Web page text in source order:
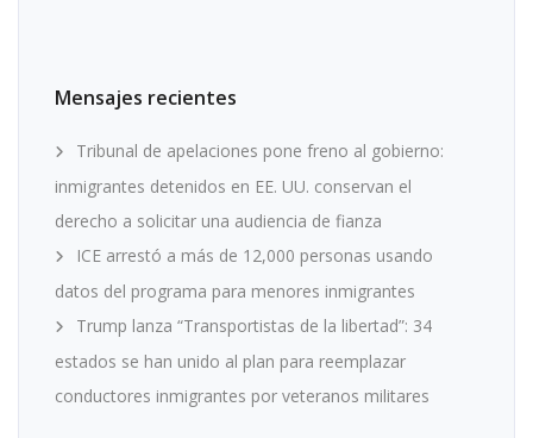
Mensajes recientes
Tribunal de apelaciones pone freno al gobierno:
inmigrantes detenidos en EE. UU. conservan el
derecho a solicitar una audiencia de fianza
ICE arrestó a más de 12,000 personas usando
datos del programa para menores inmigrantes
Trump lanza “Transportistas de la libertad”: 34
estados se han unido al plan para reemplazar
conductores inmigrantes por veteranos militares